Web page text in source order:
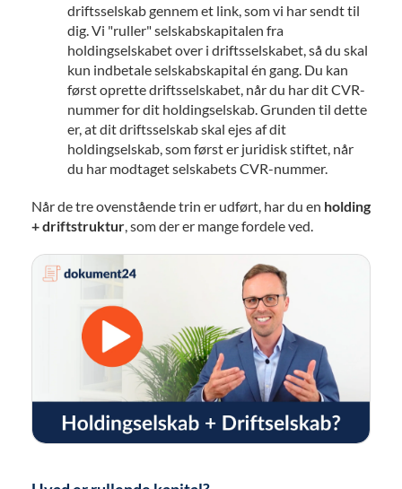
driftsselskab gennem et link, som vi har sendt til
dig. Vi "ruller" selskabskapitalen fra
holdingselskabet over i driftsselskabet, så du skal
kun indbetale selskabskapital én gang. Du kan
først oprette driftsselskabet, når du har dit CVR-
nummer for dit holdingselskab. Grunden til dette
er, at dit driftsselskab skal ejes af dit
holdingselskab, som først er juridisk stiftet, når
du har modtaget selskabets CVR-nummer.
Når de tre ovenstående trin er udført, har du en holding
+ driftstruktur , som der er mange fordele ved.